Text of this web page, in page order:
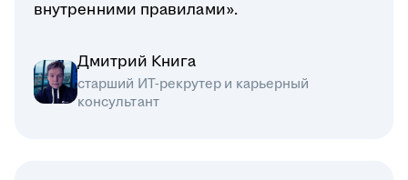
внутренними правилами».
Дмитрий Книга
старший ИТ-рекрутер и карьерный
консультант